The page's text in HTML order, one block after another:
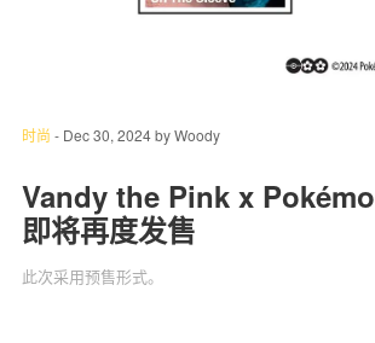
时尚 - Dec 30, 2024byWoody
Vandy the Pink x
即将再度发售
此次采用预售形式。